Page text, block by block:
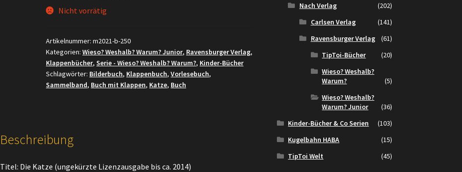
Nicht vorrätig
Artikelnummer:m2021-b-250
Kategorien:Wieso? Weshalb? Warum? Junior, Ravensburger Verlag,
Klappenbücher,Serie - Wieso? Weshalb? Warum?, Kinder-Bücher
Schlagwörter: Bilderbuch, Klappenbuch,Vorlesebuch,
Sammelband, Buch mit Klappen, Katze, Buch
Beschreibung
Titel: Die Katze (ungekürzte Lizenzausgabe bis ca. 2014)
Nach Verlag
(202)
Carlsen Verlag
(141)
Ravensburger Verlag
(61)
TipToi-Bücher
(20)
Wieso? Weshalb?
Warum?
(5)
Wieso? Weshalb?
Warum? Junior
(36)
Kinder-Bücher & Co Serien
(103)
Kugelbahn HABA
(15)
TipToi Welt
(45)